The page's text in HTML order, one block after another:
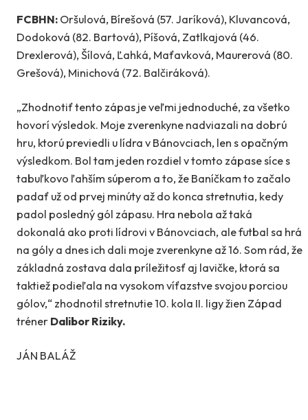
FCBHN: Oršulová, Bírešová (57. Jaríková), Kluvancová,
Dodoková (82. Bartová), Píšová, Zatlkajová (46.
Drexlerová), Šílová, Ľahká, Maťavková, Maurerová (80.
Grešová), Minichová (72. Balčiráková).
„Zhodnotiť tento zápas je veľmi jednoduché, za všetko
hovorí výsledok. Moje zverenkyne nadviazali na dobrú
hru, ktorú previedli u lídra v Bánovciach, len s opačným
výsledkom. Bol tam jeden rozdiel v tomto zápase síce s
tabuľkovo ľahším súperom a to, že Baníčkam to začalo
padať už od prvej minúty až do konca stretnutia, kedy
padol posledný gól zápasu. Hra nebola až taká
dokonalá ako proti lídrovi v Bánovciach, ale futbal sa hrá
na góly a dnes ich dali moje zverenkyne až 16. Som rád, že
základná zostava dala príležitosť aj lavičke, ktorá sa
taktiež podieľala na vysokom víťazstve svojou porciou
gólov,“ zhodnotil stretnutie 10. kola II. ligy žien Západ
tréner Dalibor Riziky.
JÁN BALÁŽ